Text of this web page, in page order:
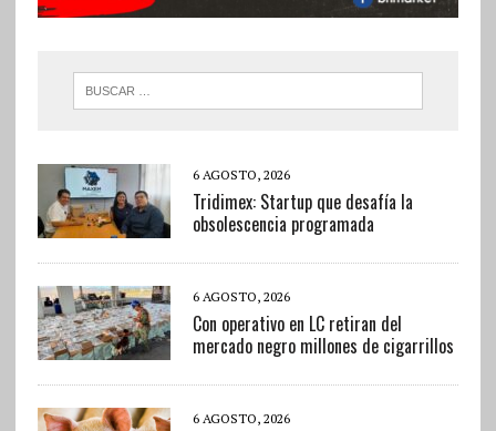
6 AGOSTO, 2026
Tridimex: Startup que desafía la
obsolescencia programada
6 AGOSTO, 2026
Con operativo en LC retiran del
mercado negro millones de cigarrillos
6 AGOSTO, 2026